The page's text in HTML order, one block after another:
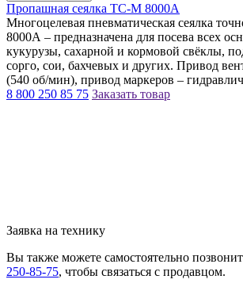
Пропашная сеялка TC-M 8000А
Многоцелевая пневматическая сеялка
8000А – предназначена для посева всех
кукурузы, сахарной и кормовой свёклы,
сорго, сои, бахчевых и других. Привод
(540 об/мин), привод маркеров –
8 800 250 85 75 Заказать товар
Заявка на технику
Вы также можете самостоятельно
250-85-75, чтобы связаться с продавцом.